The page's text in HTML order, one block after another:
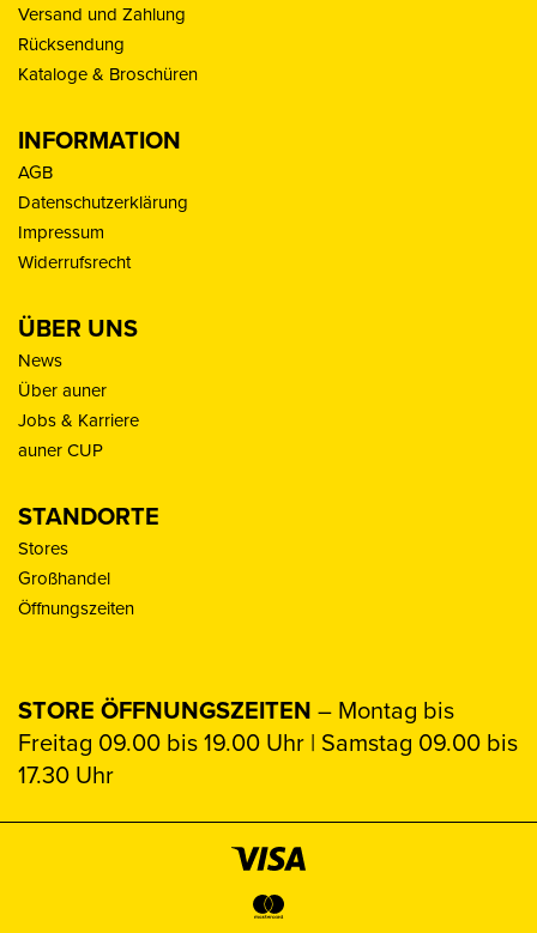
Versand und Zahlung
Rücksendung
Kataloge & Broschüren
INFORMATION
AGB
Datenschutzerklärung
Impressum
Widerrufsrecht
ÜBER UNS
News
Über auner
Jobs & Karriere
auner CUP
STANDORTE
Stores
Großhandel
Öffnungszeiten
STORE ÖFFNUNGSZEITEN – Montag bis
Freitag 09.00 bis 19.00 Uhr | Samstag 09.00 bis
17.30 Uhr